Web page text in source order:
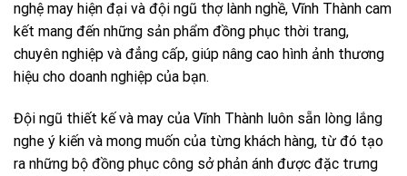
nghệ may hiện đại và đội ngũ thợ lành nghề, Vĩnh Thành cam
kết mang đến những sản phẩm đồng phục thời trang,
chuyên nghiệp và đẳng cấp, giúp nâng cao hình ảnh thương
hiệu cho doanh nghiệp của bạn.
Đội ngũ thiết kế và may của Vĩnh Thành luôn sẵn lòng lắng
nghe ý kiến và mong muốn của từng khách hàng, từ đó tạo
ra những bộ đồng phục công sở phản ánh được đặc trưng